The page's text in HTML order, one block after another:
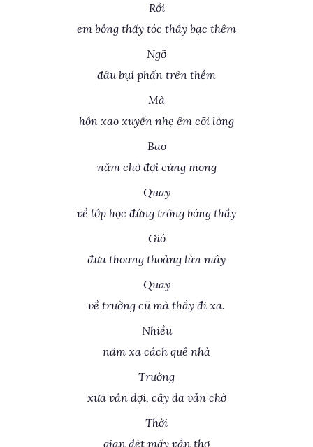
Rồi
em bỗng thấy tóc thầy bạc thêm
Ngỡ
đâu bụi phấn trên thềm
Mà
hồn xao xuyến nhẹ êm cõi lòng
Bao
năm chờ đợi cùng mong
Quay
về lớp học đứng trông bóng thầy
Gió
đưa thoang thoảng làn mây
Quay
về trường cũ mà thầy đi xa.
Nhiều
năm xa cách quê nhà
Trường
xưa vẫn đợi, cây đa vẫn chờ
Thời
gian dệt mấy vần thơ